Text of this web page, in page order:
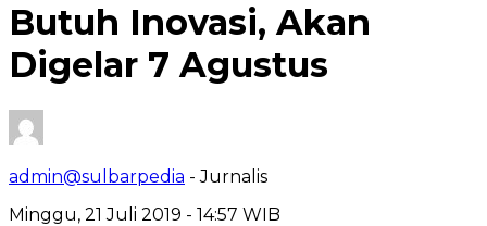
Butuh Inovasi, Akan
Digelar 7 Agustus
admin@sulbarpedia - Jurnalis
Minggu, 21 Juli 2019 - 14:57 WIB